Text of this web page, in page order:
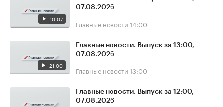
10:07
07.08.2026
Главные новости 14:00
21:00
Главные новости. Выпуск за 13:00,
07.08.2026
Главные новости 13:00
Главные новости. Выпуск за 12:00,
07.08.2026